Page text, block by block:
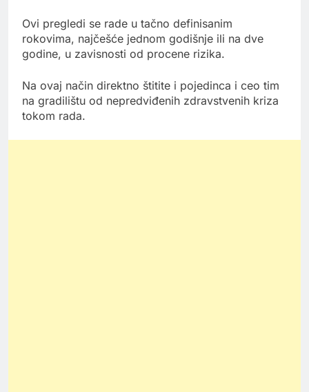
Ovi pregledi se rade u tačno definisanim
rokovima, najčešće jednom godišnje ili na dve
godine, u zavisnosti od procene rizika.
Na ovaj način direktno štitite i pojedinca i ceo tim
na gradilištu od nepredviđenih zdravstvenih kriza
tokom rada.